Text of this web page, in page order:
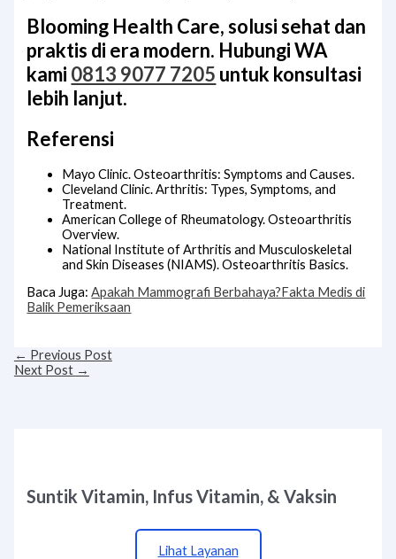
Blooming Health Care, solusi sehat dan
praktis di era modern. Hubungi WA
kami 0813 9077 7205 untuk konsultasi
lebih lanjut.
Referensi
Mayo Clinic. Osteoarthritis: Symptoms and Causes.
Cleveland Clinic. Arthritis: Types, Symptoms, and
Treatment.
American College of Rheumatology. Osteoarthritis
Overview.
National Institute of Arthritis and Musculoskeletal
and Skin Diseases (NIAMS). Osteoarthritis Basics.
Baca Juga:Apakah Mammografi Berbahaya?Fakta Medis di
Balik Pemeriksaan
← Previous Post
Next Post →
Suntik Vitamin, Infus Vitamin, & Vaksin
Lihat Layanan